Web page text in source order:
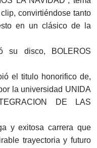
convirtiéndose tanto
en un clásico de la
su disco, BOLEROS
el titulo honorifico de,
la universidad UNIDA
DE LAS
y exitosa carrera que
trayectoria y futuro